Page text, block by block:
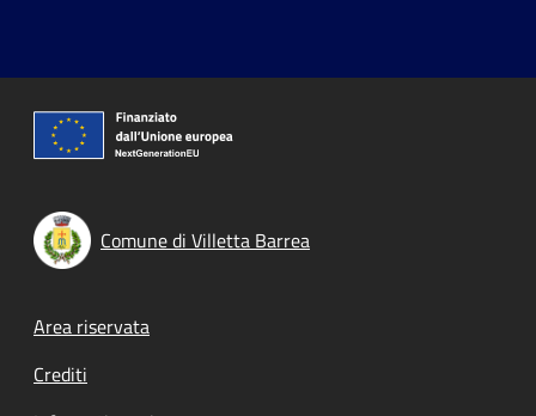
Comune di Villetta Barrea
Footer menu
Area riservata
Crediti